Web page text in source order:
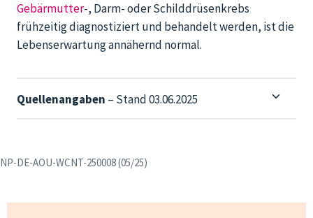
Gebärmutter-, Darm- oder Schilddrüsenkrebs
frühzeitig diagnostiziert und behandelt werden, ist die
Lebenserwartung annähernd normal.
Quellenangaben – Stand 03.06.2025
NP-DE-AOU-WCNT-250008 (05/25)